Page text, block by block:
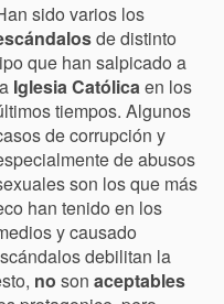
sido varios los
de distinto
que han salpicado a
Iglesia Católicaen los
tiempos. Algunos
de corrupción y
de abusos
son los que más
han tenido en los
y causado
debilitan la
no son aceptables